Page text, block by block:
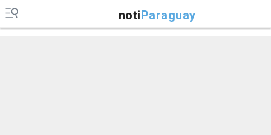
notiParaguay